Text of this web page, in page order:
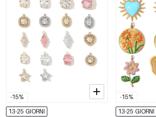
-15%
13-25 GIORNI
-15%
13-25 GIORNI